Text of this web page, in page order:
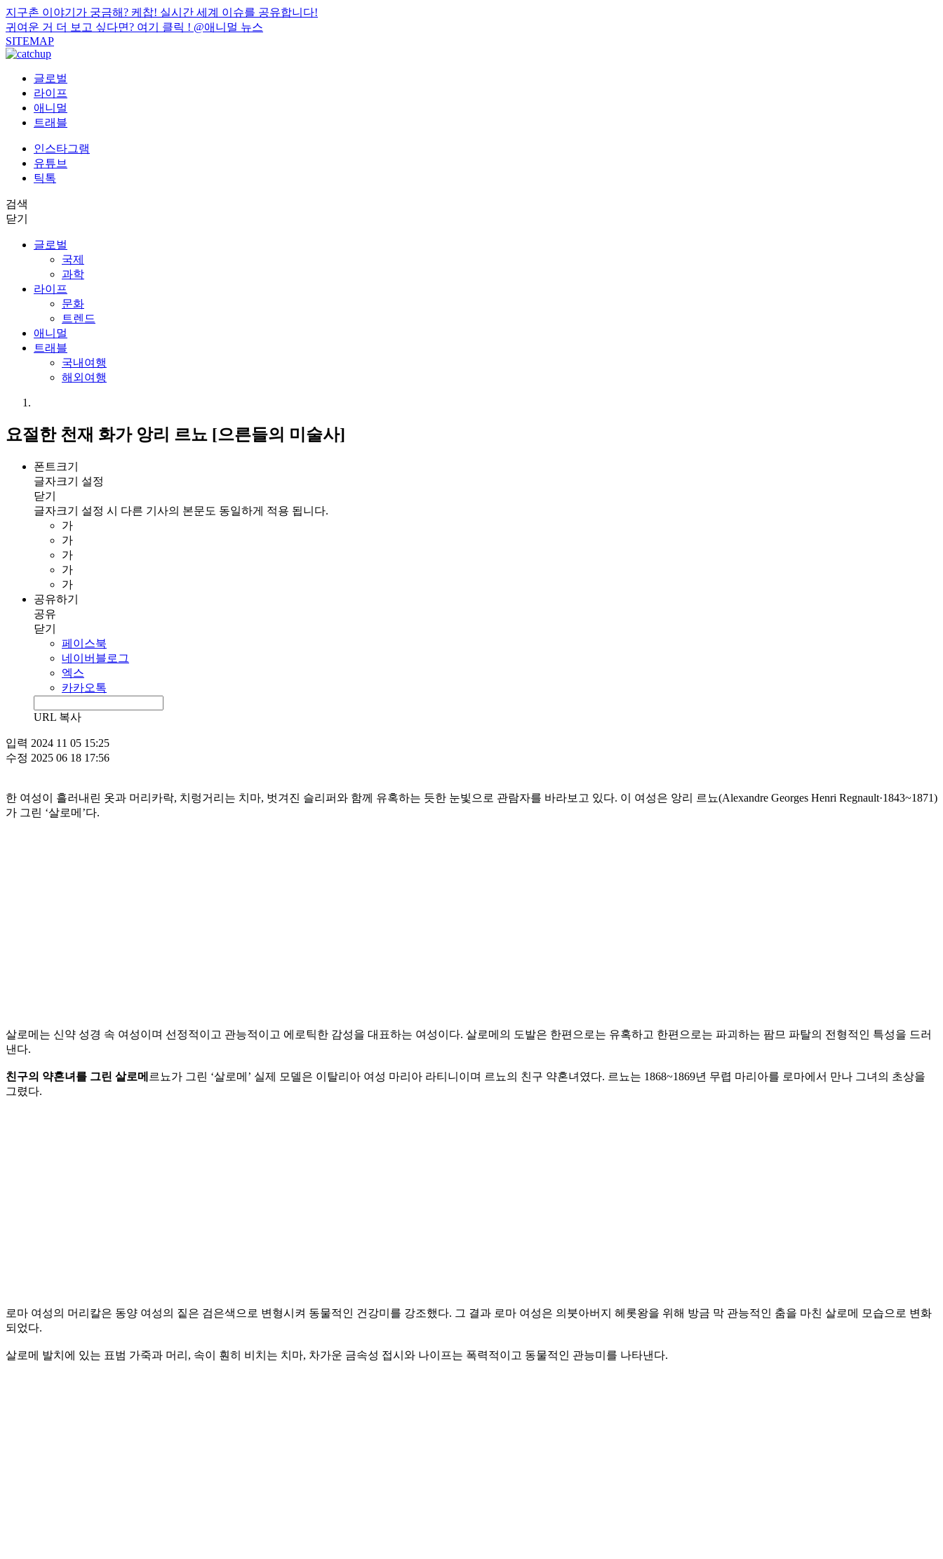
지구촌 이야기가 궁금해? 케찹! 실시간 세계 이슈를 공유합니다!
귀여운 거 더 보고 싶다면? 여기 클릭 ! @애니멀 뉴스
SITEMAP
글로벌
라이프
애니멀
트래블
인스타그램
유튜브
틱톡
검색
닫기
글로벌
국제
과학
라이프
문화
트렌드
애니멀
트래블
국내여행
해외여행
요절한 천재 화가 앙리 르뇨 [으른들의 미술사]
폰트크기
글자크기 설정
닫기
글자크기 설정 시 다른 기사의 본문도 동일하게 적용 됩니다.
가
가
가
가
가
공유하기
공유
닫기
페이스북
네이버블로그
엑스
카카오톡
URL 복사
입력 2024 11 05 15:25
수정 2025 06 18 17:56
한 여성이 흘러내린 옷과 머리카락, 치렁거리는 치마, 벗겨진 슬리퍼와 함께 유혹하는 듯한 눈빛으로 관람자를 바라보고 있다. 이 여성은 앙리 르뇨(Alexandre Georges Henri Regnault·1843~1871)
가 그린 ‘살로메’다.
살로메는 신약 성경 속 여성이며 선정적이고 관능적이고 에로틱한 감성을 대표하는 여성이다. 살로메의 도발은 한편으로는 유혹하고 한편으로는 파괴하는 팜므 파탈의 전형적인 특성을 드러
낸다.
친구의 약혼녀를 그린 살로메 르뇨가 그린 ‘살로메’ 실제 모델은 이탈리아 여성 마리아 라티니이며 르뇨의 친구 약혼녀였다. 르뇨는 1868~1869년 무렵 마리아를 로마에서 만나 그녀의 초상을
그렸다.
로마 여성의 머리칼은 동양 여성의 짙은 검은색으로 변형시켜 동물적인 건강미를 강조했다. 그 결과 로마 여성은 의붓아버지 헤롯왕을 위해 방금 막 관능적인 춤을 마친 살로메 모습으로 변화
되었다.
살로메 발치에 있는 표범 가죽과 머리, 속이 훤히 비치는 치마, 차가운 금속성 접시와 나이프는 폭력적이고 동물적인 관능미를 나타낸다.